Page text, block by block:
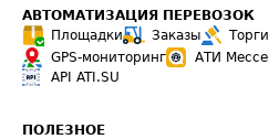
АВТОМАТИЗАЦИЯ ПЕРЕВОЗОК
Площадки
Заказы Торги
GPS-мониторинг
АТИ
API ATI.SU
ПОЛЕЗНОЕ